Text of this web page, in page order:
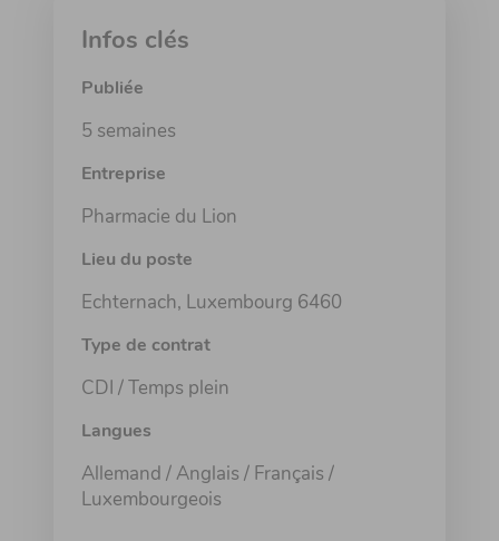
Infos clés
Publiée
5 semaines
Entreprise
Pharmacie du Lion
Lieu du poste
Echternach, Luxembourg 6460
Type de contrat
CDI / Temps plein
Langues
Allemand / Anglais / Français /
Luxembourgeois